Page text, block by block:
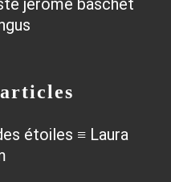
étoiles ≡ Laura